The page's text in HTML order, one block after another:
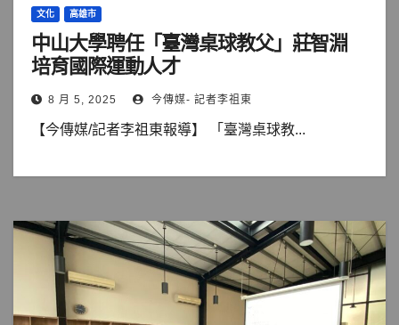
文化 高雄市
中山大學聘任「臺灣桌球教父」莊智淵
培育國際運動人才
8 月 5, 2025 今傳媒- 記者李祖東
【今傳媒/記者李祖東報導】 「臺灣桌球教...